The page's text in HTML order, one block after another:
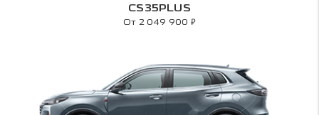
CS35PLUS
От 2 049 900 ₽